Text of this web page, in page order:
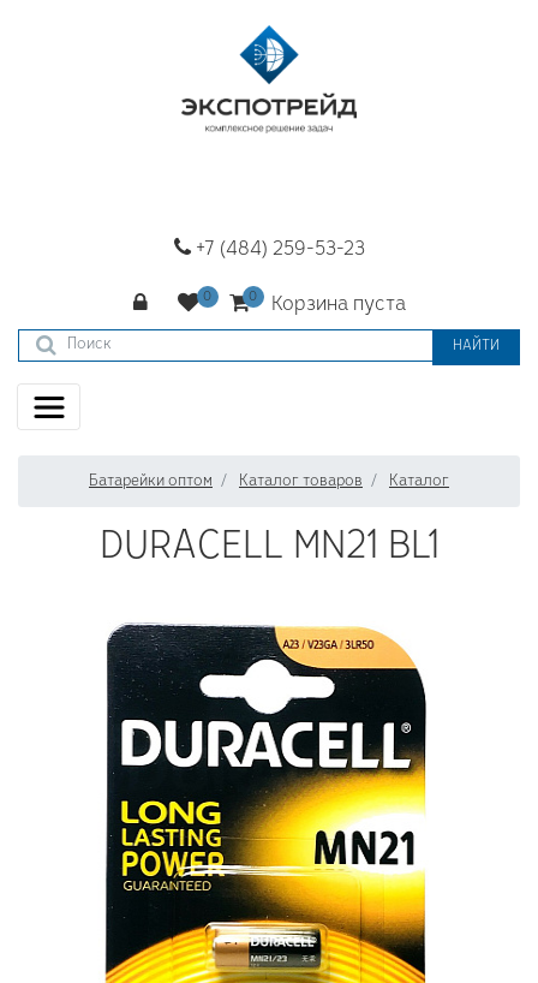
+7 (484) 259-53-23
Корзина пуста
НАЙТИ
Батарейки оптом Каталог товаров Каталог
DURACELL MN21 BL1